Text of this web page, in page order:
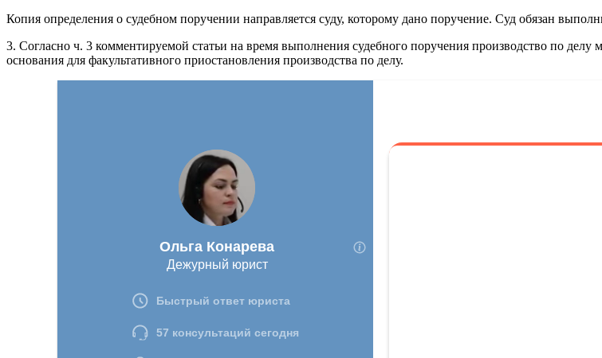
Копия определения о судебном поручении направляется суду, которому дано поручение. Суд обязан
3. Согласно ч. 3 комментируемой статьи на время выполнения судебного поручения производство по
основания для факультативного приостановления производства по делу.